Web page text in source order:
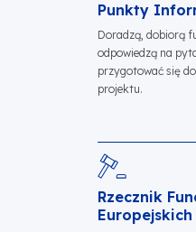
Punkty
Doradzą, dobiorą
odpowiedzą na
przygotować się
projektu.
Rzecznik
Europejskich